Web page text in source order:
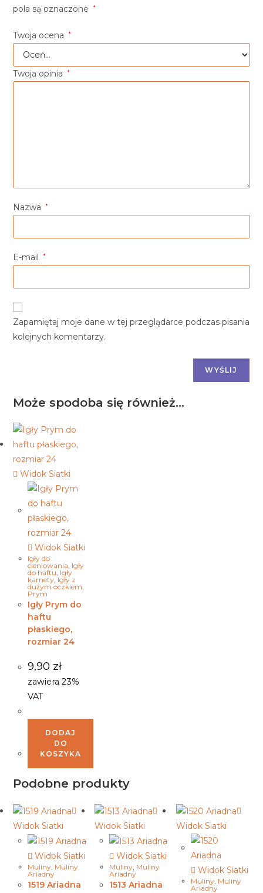
pola są oznaczone
*
Twoja ocena *
Twoja opinia *
Nazwa *
E-mail *
Zapamiętaj moje dane w tej przeglądarce podczas pisania
kolejnych komentarzy.
Może spodoba się również…
Widok Siatki
Widok Siatki
Igły do
cieniowania Igły
do haftu Igły
karnety Igły z
dużym oczkiem
Prym
Igły Prym do
haftu
płaskiego,
rozmiar 24
9,90 zł
zawiera 23%
VAT
DODAJ
DO
KOSZYKA
Podobne produkty
Widok Siatki
Widok Siatki
Muliny Muliny
Ariadny
1519 Ariadna
Widok Siatki
Widok Siatki
Muliny, Muliny
Ariadny
1513 Ariadna
Widok Siatki
Widok Siatki
Muliny, Muliny
Ariadny